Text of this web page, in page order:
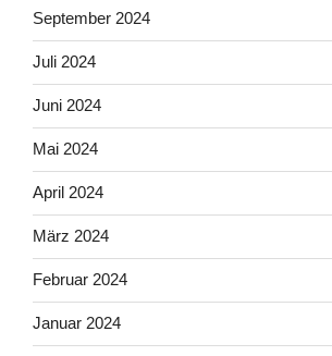
September 2024
Juli 2024
Juni 2024
Mai 2024
April 2024
März 2024
Februar 2024
Januar 2024